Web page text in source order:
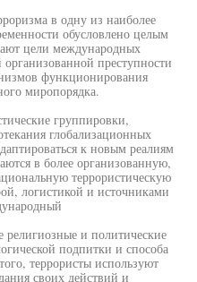
в одну из наиболее
обусловлено целым
цели международных
преступности
функционирования
миропорядка.
группировки,
глобализационных
к новым реалиям
в более организованную,
террористическую
логистикой и источниками
религиозные и политические
подпитки и способа
террористы используют
своих действий и